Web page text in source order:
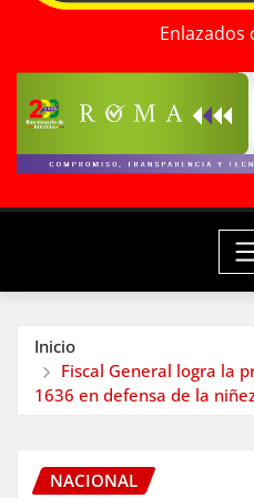
Enlazados
Inicio
Fiscal General logra la
1636 en defensa de la
NACIONAL